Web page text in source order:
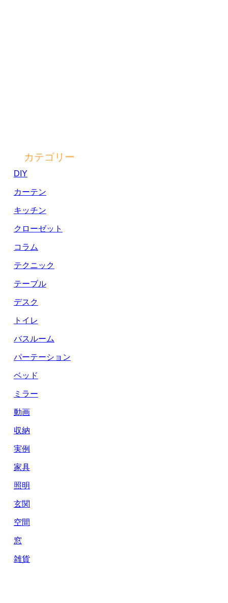
カテゴリー
DIY
カーテン
キッチン
クローゼット
コラム
テクニック
テーブル
デスク
トイレ
バスルーム
パーテーション
ベッド
ミラー
動画
収納
実例
家具
照明
玄関
空間
窓
雑貨